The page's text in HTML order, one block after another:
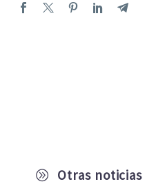
A Otras noticias